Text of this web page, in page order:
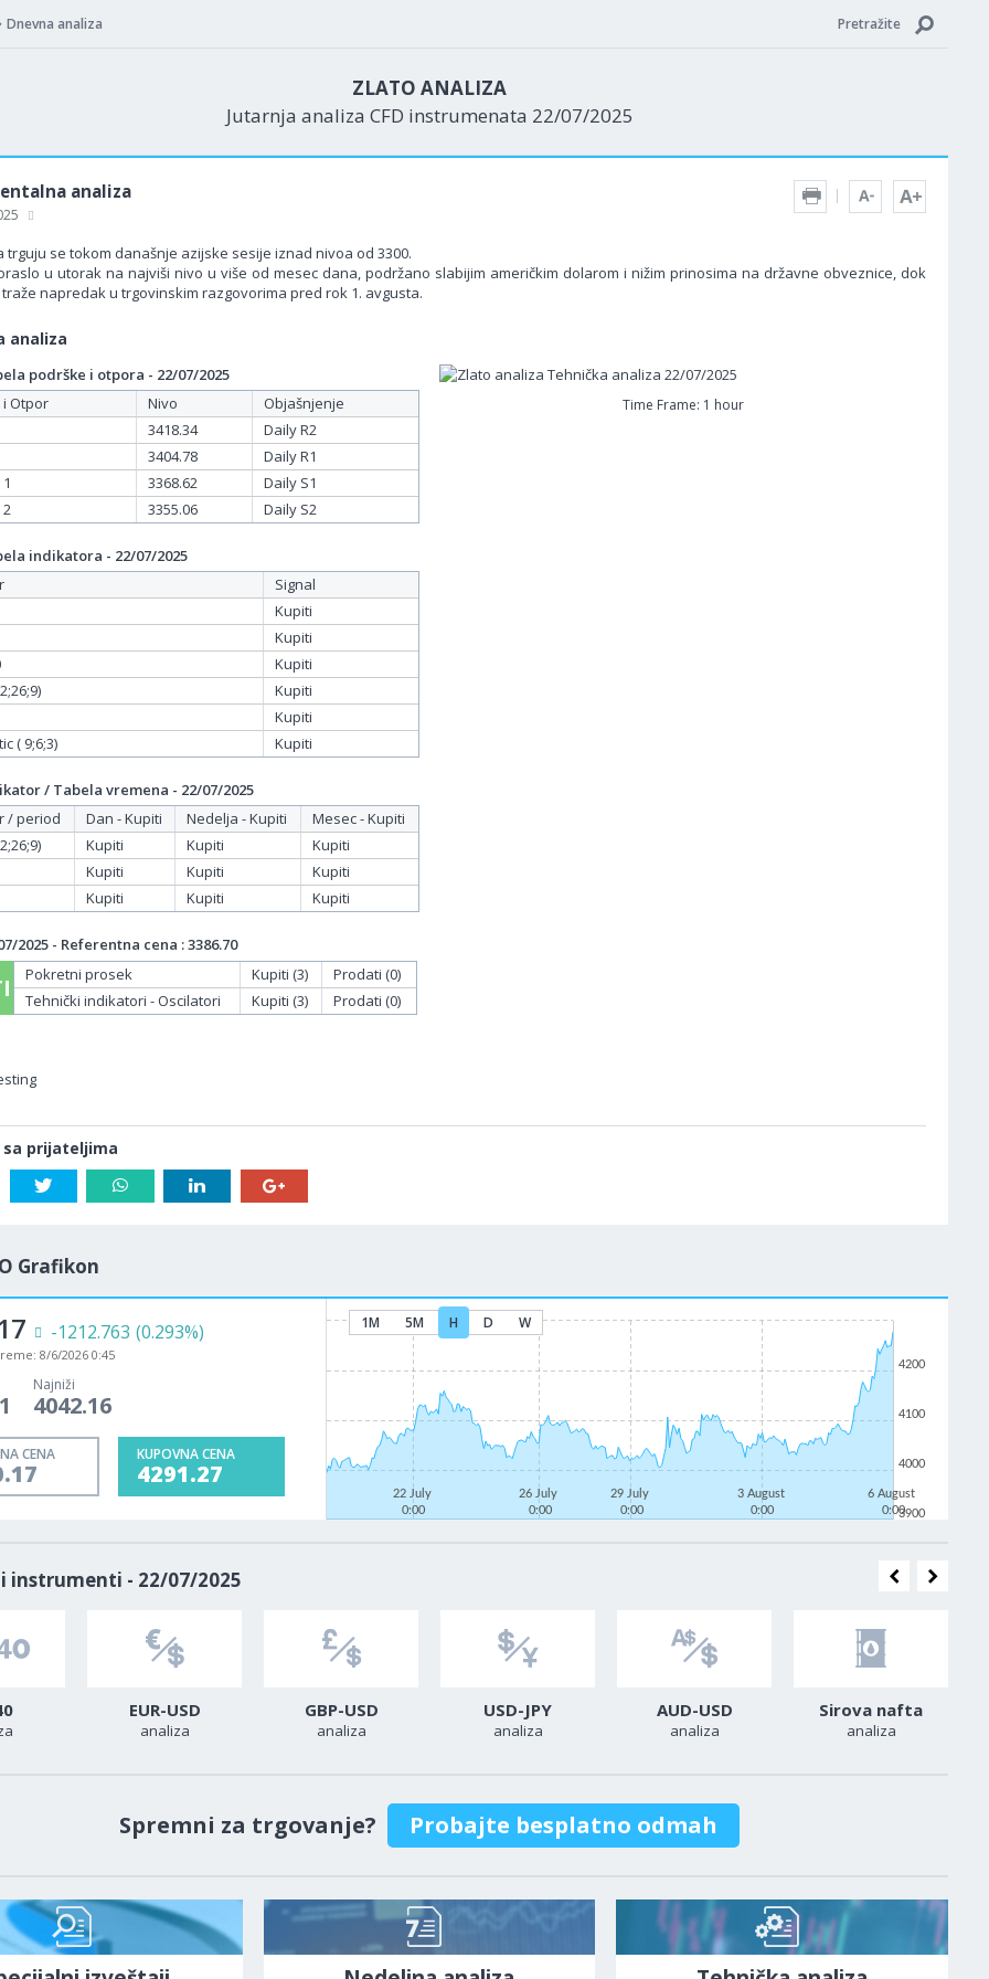
Dnevna analiza Pretražite
ZLATO ANALIZA
Jutarnja analiza CFD instrumenata 22/07/2025
analiza
trguju se tokom današnje azijske sesije iznad nivoa od 3300.
u utorak na najviši nivo u više od mesec dana, podržano slabijim američkim dolarom i nižim prinosima na državne obveznice, dok
napredak u trgovinskim razgovorima pred rok 1. avgusta.
analiza
Time Frame: 1 hour
podrške i otpora - 22/07/2025
Otpor
Nivo
Objašnjenje
3418.34
Daily R2
3404.78
Daily R1
3368.62
Daily S1
3355.06 Daily S2
indikatora - 22/07/2025
Signal
Kupiti
Kupiti
Kupiti
Kupiti
Kupiti
( 9;6;3)
Kupiti
/ Tabela vremena - 22/07/2025
/ period
Dan - Kupiti Nedelja - Kupiti
Mesec - Kupiti
Kupiti Kupiti
Kupiti
Kupiti
Kupiti
Kupiti
Kupiti
Kupiti Kupiti
2025 - Referentna cena : 3386.70
Pokretni prosek Kupiti (3)
Prodati (0)
Tehnički indikatori - Oscilatori
Kupiti (3) Prodati (0)
prijateljima
Grafikon
-1212.763 (0.293%)
8/6/2026 0:45
Najniži
4042.16
CENA KUPOVNA CENA
4291.27
1M 5M H D W
22 July
0:00
26 July
0:00
29 July
0:00
3 August
0:00
6 August
0:003900
4000
4100
4200
instrumenti - 22/07/2025
EUR-USD
analiza
GBP-USD
analiza
USD-JPY
analiza
AUD-USD
analiza
Sirova nafta
analiza
Spremni za trgovanje? Probajte besplatno odmah